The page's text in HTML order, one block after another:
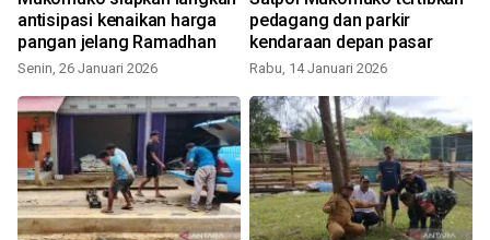
antisipasi kenaikan harga
pangan jelang Ramadhan
Senin, 26 Januari 2026
pedagang dan parkir
kendaraan depan pasar
Rabu, 14 Januari 2026